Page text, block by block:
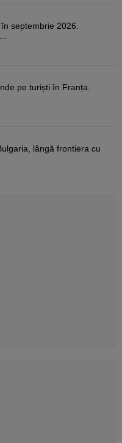
septembrie 2026.
pe turiști în Franța.
lângă frontiera cu